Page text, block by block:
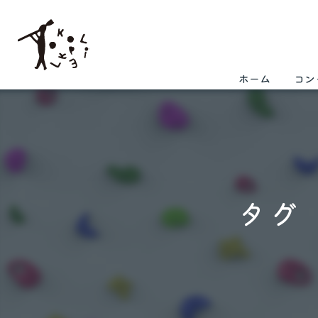
ホーム コ
タグ